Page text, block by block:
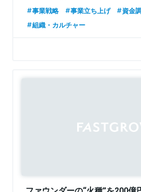
事業戦略 事業立ち上げ 資金
組織・カルチャー